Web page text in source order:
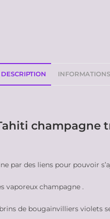
DESCRIPTION
champagne
par des liens pour pouvoir
vaporeux champagne .
de bougainvilliers violets